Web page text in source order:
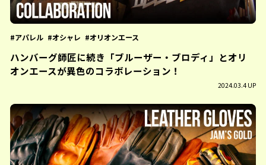
アパレル オシャレ オリオンエース
ハンバーグ師匠に続き「ブルーザー・ブロディ」とオリ
オンエースが異色のコラボレーション！
2024.03.4 UP